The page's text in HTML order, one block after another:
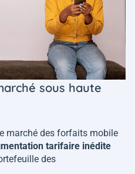
sous haute
marché des forfaits mobile
tarifaire inédite
des